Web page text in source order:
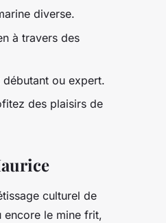
diverse.
à travers des
ou expert.
des plaisirs de
culturel de
le mine frit,